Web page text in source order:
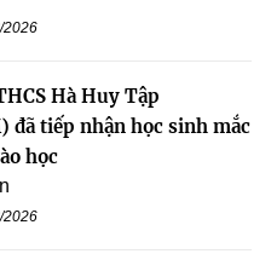
2026
Hà Huy Tập
đã tiếp nhận học sinh mắc
học
2026